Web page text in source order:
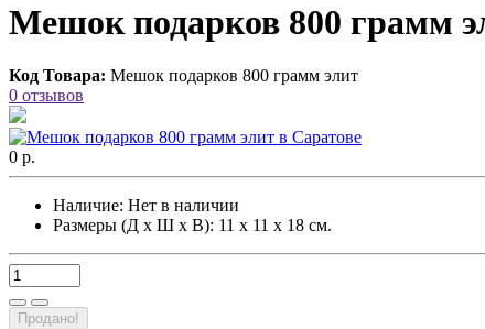
Мешок подарков 800 грамм
Код Товара: Мешок подарков 800 грамм элит
0 отзывов
0 р.
Наличие: Нет в наличии
Размеры (Д х Ш х В): 11 х 11 х 18 см.
Продано!